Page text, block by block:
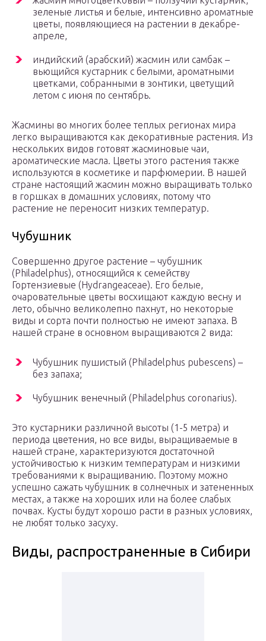
зеленые листья и белые, интенсивно ароматные
цветы, появляющиеся на растении в декабре-
апреле,
индийский (арабский) жасмин или самбак –
вьющийся кустарник с белыми, ароматными
цветками, собранными в зонтики, цветущий
летом с июня по сентябрь.
Жасмины во многих более теплых регионах мира
легко выращиваются как декоративные растения. Из
нескольких видов готовят жасминовые чаи,
ароматические масла. Цветы этого растения также
используются в косметике и парфюмерии. В нашей
стране настоящий жасмин можно выращивать только
в горшках в домашних условиях, потому что
растение не переносит низких температур.
Чубушник
Совершенно другое растение – чубушник
(Philadelphus), относящийся к семейству
Гортензиевые (Hydrangeaceae). Его белые,
очаровательные цветы восхищают каждую весну и
лето, обычно великолепно пахнут, но некоторые
виды и сорта почти полностью не имеют запаха. В
нашей стране в основном выращиваются 2 вида:
Чубушник пушистый (Philadelphus pubescens) –
без запаха;
Чубушник венечный (Philadelphus coronarius).
Это кустарники различной высоты (1-5 метра) и
периода цветения, но все виды, выращиваемые в
нашей стране, характеризуются достаточной
устойчивостью к низким температурам и низкими
требованиями к выращиванию. Поэтому можно
успешно сажать чубушник в солнечных и затененных
местах, а также на хороших или на более слабых
почвах. Кусты будут хорошо расти в разных условиях,
не любят только засуху.
Виды, распространенные в Сибири